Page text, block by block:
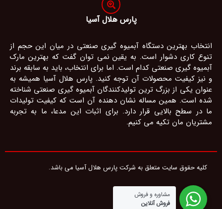
پارس هلال آسیا
انتخاب بهترین دستگاه آبمیوه گیری صنعتی در میان این حجم از
تنوع کاری دشوار است. به یقین نمی توان گفت که بهترین مارک
آبمیوه گیری صنعتی کدام است. اما برای انتخاب، باید به سابقه برند
و نیز کیفیت محصولات آن توجه کنید. پارس هلال آسیا همیشه به
عنوان یکی از بزرگ ترین تولیدکنندگان آبمیوه گیری صنعتی شناخته
شده است. همین مساله نشان دهنده آن است که کیفیت تولیدات
ما در سطح بالایی قرار دارد. برای اثبات این مدعا، ما به تجربه
مشتریان مان تکیه می کنیم.
کلیه حقوق سایت متعلق به شرکت پارس هلال آسیا می باشد.
مشاوره و فروش
فروش آنلاین